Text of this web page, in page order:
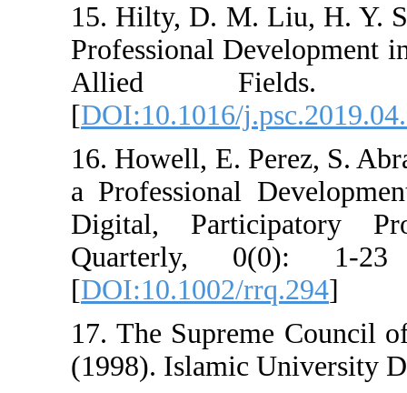
15. Hilty, D. M.
Professional
Allied
[DOI:10.1016/
16. Howell, E.
a Professional
Digital,
Quarterly,
[DOI:10.1002/
17. The Supreme
(1998). Islamic